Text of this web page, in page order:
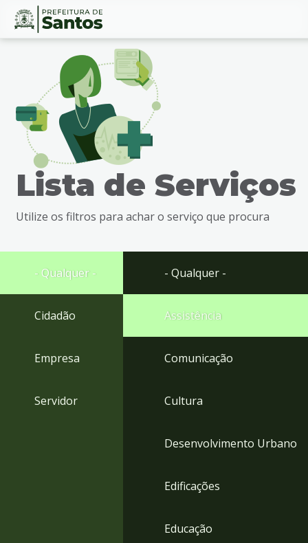
Ir
busca
Ir
rodapé
Conteúdo
Lista de Serviços
Utilize os filtros para achar o serviço que procura
- Qualquer -
Cidadão
Empresa
Servidor
- Qualquer -
Assistência
Comunicação
Cultura
Desenvolvimento Urbano
Edificações
Educação